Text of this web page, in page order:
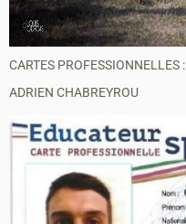
CARTES PROFESSIONNELLES :
ADRIEN CHABREYROU